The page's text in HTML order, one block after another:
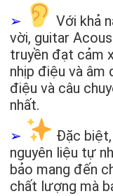
➢
Với khả
vời, guitar
truyền đạt cảm
nhịp điệu và âm
điệu và câu
nhất.
➢
Đặc
nguyên liệu tự
bảo mang đến
chất lượng mà